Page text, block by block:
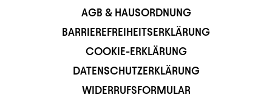
AGB & HAUSORDNUNG
BARRIEREFREIHEITSERKLÄRUNG
COOKIE-ERKLÄRUNG
DATENSCHUTZERKLÄRUNG
WIDERRUFSFORMULAR